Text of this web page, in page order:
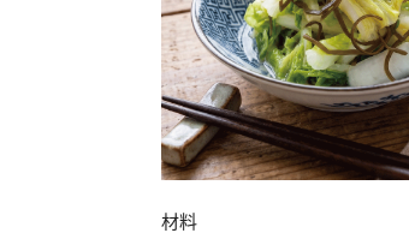
材料